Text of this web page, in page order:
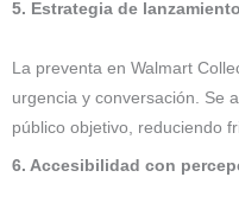
5. Estrategia de
La preventa en Walmart
urgencia y conversación. Se
público objetivo, reduciendo
6. Accesibilidad con